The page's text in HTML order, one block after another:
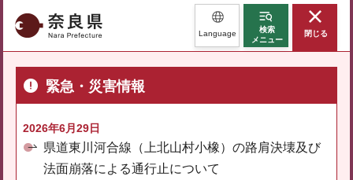
奈良県 Language
検索
メニュー
閉じる
緊急・災害情報
2026年6月29日
県道東川河合線（上北山村小橡）の路肩決壊及び
法面崩落による通行止について